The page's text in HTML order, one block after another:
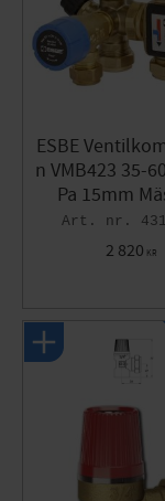
ESBE
n VMB423 35-
Pa 15mm
2 820 KR